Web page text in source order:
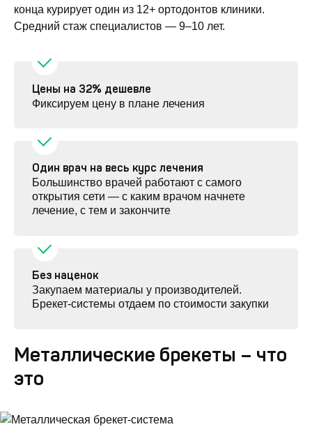
конца курирует один из 12+ ортодонтов клиники.
Средний стаж специалистов — 9–10 лет.
Цены на 32% дешевле
Фиксируем цену в плане лечения
Один врач на весь курс лечения
Большинство врачей работают с самого
открытия сети — с каким врачом начнете
лечение, с тем и закончите
Без наценок
Закупаем материалы у производителей.
Брекет-системы отдаем по стоимости закупки
Металлические брекеты – что
это